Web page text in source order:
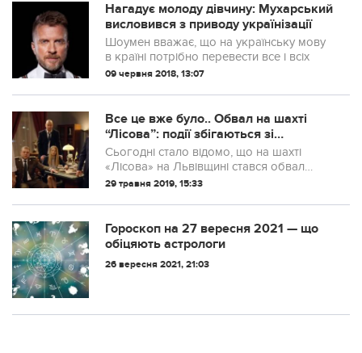
Нагадує молоду дівчину: Мухарський
висловився з приводу українізації
Шоумен вважає, що на українську мову
в країні потрібно перевести все і всіх
09 червня 2018, 13:07
Все це вже було.. Обвал на шахті
“Лісова”: події збігаються зі
сценарієм серіалу “Слуга народу”.
Сьогодні стало відомо, що на шахті
«Лісова» на Львівщині стався обвал
породи. За попередньою інформацією,
ці події збіглися зі скандальним епізодо...
29 травня 2019, 15:33
Гороскоп на 27 вересня 2021 — що
обіцяють астрологи
26 вересня 2021, 21:03